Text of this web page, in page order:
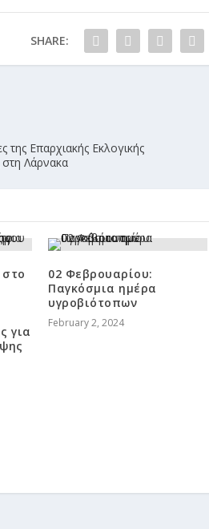
SHARE:
Επαρχιακής Εκλογικής
Λάρνακα
για
02 Φεβρουαρίου:
Παγκόσμια ημέρα
υγροβιότοπων
February 2, 2024